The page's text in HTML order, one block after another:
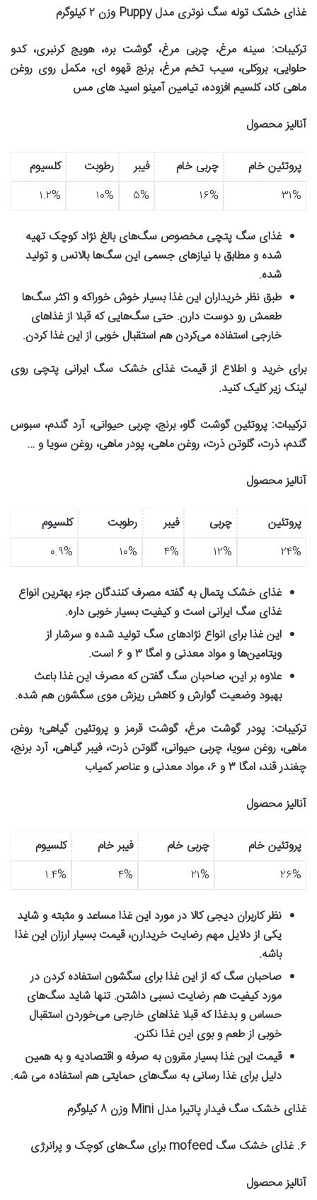
غذای خشک توله سگ نوتری مدلPuppy وزن ۲کیلوگرم
ترکیبات: سینه مرغ، چربی مرغ، گوشت بره، هویج کرنبری، کدو
حلوایی، بروکلی، سیب تخم مرغ، برنج قهوه ای، مکمل روی روغن
ماهی کاد، کلسیم افزوده، تیامین آمینو اسید های مس
آنالیز محصول
پروتئین خام چربی خام فیبر رطوبت
کلسیوم
۳۱%
۱۶% ۵% ۱۰% ۱.۲%
غذای سگ پتچی مخصوص سگ‌های بالغ نژاد کوچک تهیه
شده و مطابق با نیازهای جسمی این سگ‌ها بالانس و تولید
شده.
طبق نظر خریداران این غذا بسیار خوش خوراکه و اکثر سگ‌ها
طعمش رو دوست دارن. حتی سگ‌هایی که قبلا از غذاهای
خارجی استفاده می‌کردن هم استقبال خوبی از این غذا کردن.
برای خرید و اطلاع از قیمت غذای خشک سگ ایرانی پتچی روی
لینک زیر کلیک کنید.
ترکیبات:پروتئین گوشت گاو، برنج، چربی حیوانی، آرد گندم، سبوس
گندم، ذرت، گلوتن ذرت، روغن ماهی، پودر ماهی، روغن سویا و…
آنالیز محصول
پروتئین چربی فیبر رطوبت
کلسیوم
۲۴%
۱۲% ۴% ۱۰% ۰.۹%
غذای خشک پتمال به گفته مصرف کنندگان جزء بهترین انواع
غذای سگ ایرانی است و کیفیت بسیار خوبی داره.
این غذا برای انواع نژادهای سگ تولید شده و سرشار از
ویتامین‌ها و مواد معدنی و امگا۳و۶ است.
علاوه بر این، صاحبان سگ گفتن که مصرف این غذا باعث
بهبود وضعیت گوارش و کاهش ریزش موی سگشون هم شده.
ترکیبات: پودر گوشت مرغ، گوشت قرمز و پروتئین گیاهی؛ روغن
ماهی، روغن سویا، چربی حیوانی، گلوتن ذرت، فیبر گیاهی، آرد برنج،
چغندر قند، امگا۳و۶، مواد معدنی و عناصر کمیاب
آنالیز محصول
پروتئین خام چربی خام فیبر خام
کلسیوم
۲۶%
۲۱% ۴% ۱.۴%
نظر کاربران دیجی کالا در مورد این غذا مساعد و مثبته و شاید
یکی از دلایل مهم رضایت خریدارن، قیمت بسیار ارزان این غذا
باشه.
صاحبان سگ که از این غذا برای سگشون استفاده کردن در
مورد کیفیت هم رضایت نسبی داشتن. تنها شاید سگ‌های
حساس و بدغذا که قبلا غذاهای خارجی می‌خوردن استقبال
خوبی از طعم و بوی این غذا نکنن.
قیمت این غذا بسیار مقرون به صرفه و اقتصادیه و به همین
دلیل برای غذا رسانی به سگ‌های حمایتی هم استفاده می ‌شه.
غذای خشک سگ فیدار پاتیرا مدل
وزن ۸کیلوگرم
۶.غذای خشک سگ
برای سگ‌های کوچک و پرانرژی
آنالیز محصول